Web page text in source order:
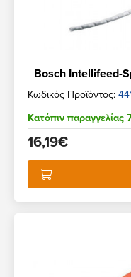
Bosch Intellifeed-
Κωδικός Προϊόντος:
Κατόπιν παραγγελίας
16,19€